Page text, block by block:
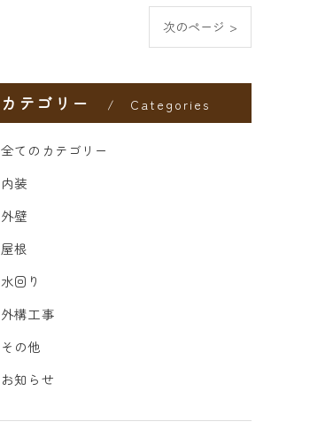
次のページ >
カテゴリー Categories
全てのカテゴリー
内装
外壁
屋根
水回り
外構工事
その他
お知らせ